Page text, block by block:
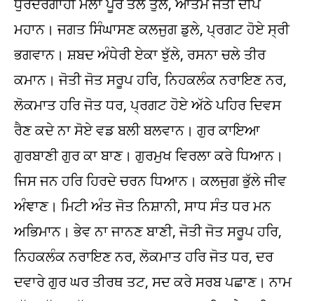
ਧੁਰਦਰਗਾਹੀ ਮੇਲਾ ਪੂਰੇ ਤੋਲ ਤੁਲੇ, ਆਤਮ ਜੋਤੀ ਦੀਪ
ਮਹਾਨ। ਜਗਤ ਸਿੰਘਾਸਣ ਕਲਜੁਗ ਡੁਲੇ, ਪ੍ਰਗਟ ਹੋਏ ਸ੍ਰੀ
ਭਗਵਾਨ। ਸ਼ਬਦ ਅੰਧੇਰੀ ਏਕਾ ਝੁੱਲੇ, ਰਸਨਾ ਚਲੇ ਤੀਰ
ਕਮਾਨ। ਜੋਤੀ ਜੋਤ ਸਰੂਪ ਹਰਿ, ਨਿਹਕਲੰਕ ਨਰਾਇਣ ਨਰ,
ਲੋਕਮਾਤ ਹਰਿ ਜੋਤ ਧਰ, ਪ੍ਰਗਟ ਹੋਏ ਅੱਠੇ ਪਹਿਰ ਦਿਵਸ
ਰੈਣ ਕਦੇ ਨਾ ਸੋਏ ਵਡ ਬਲੀ ਬਲਵਾਨ। ਗੁਰ ਕਾਇਆ
ਗੁਰਬਾਣੀ ਗੁਰ ਕਾ ਬਾਣ। ਗੁਰਮੁਖ ਵਿਰਲਾ ਕਰੇ ਧਿਆਨ।
ਜਿਸ ਜਨ ਹਰਿ ਹਿਰਦੇ ਚਰਨ ਧਿਆਨ। ਕਲਜੁਗ ਭੁੱਲੇ ਜੀਵ
ਅੰਞਾਣ। ਮਿਟੀ ਅੰਤ ਜੋਤ ਨਿਸ਼ਾਨੀ, ਸਾਧ ਸੰਤ ਧਰ ਮਨ
ਅਭਿਮਾਨ। ਭੇਵ ਨਾ ਜਾਨਣ ਬਾਣੀ, ਜੋਤੀ ਜੋਤ ਸਰੂਪ ਹਰਿ,
ਨਿਹਕਲੰਕ ਨਰਾਇਣ ਨਰ, ਲੋਕਮਾਤ ਹਰਿ ਜੋਤ ਧਰ, ਦਰ
ਦਵਾਰੇ ਗੁਰ ਘਰ ਤੀਰਥ ਤਟ, ਸਦ ਕਰੇ ਸਰਬ ਪਛਾਣ। ਨਾਮ